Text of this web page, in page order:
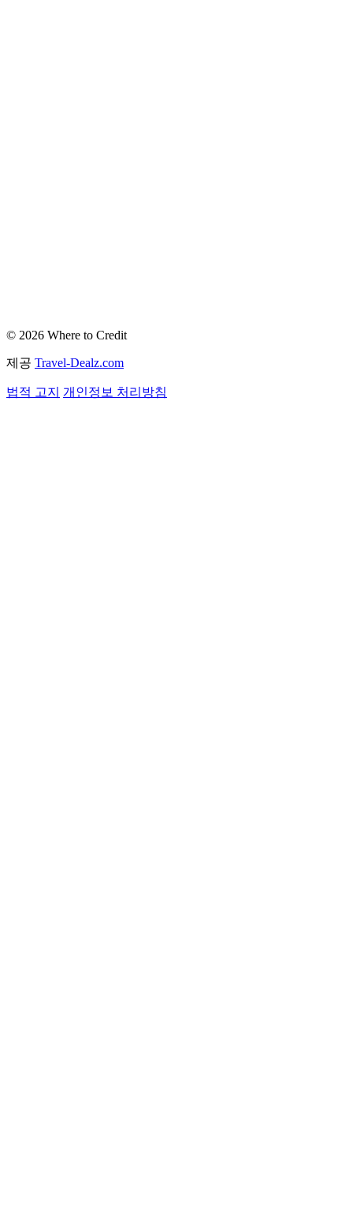
© 2026 Where to Credit
제공 Travel-Dealz.com
법적 고지 개인정보 처리방침